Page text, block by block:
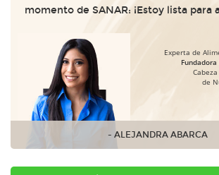
momento de SANAR: ¡Estoy lista para
Experta de
de
- ALEJANDRA ABARCA